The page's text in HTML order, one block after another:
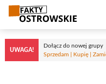
Przejdź
treści
UWAGA!
Dołącz do nowej grupy
Sprzedam | Kupię |